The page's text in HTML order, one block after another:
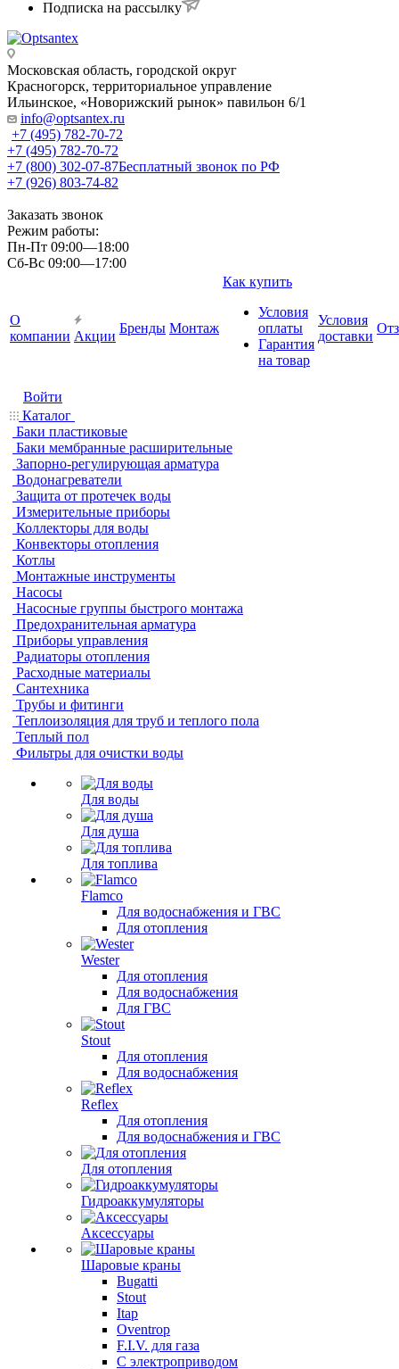
Подписка на рассылку
Московская область, городской округ
Красногорск, территориальное управление
Ильинское, «Новорижский рынок» павильон 6/1
info@optsantex.ru
+7 (495) 782-70-72
+7 (495) 782-70-72
+7 (800) 302-07-87Бесплатный звонок по РФ
+7 (926) 803-74-82
Заказать звонок
Режим работы:
Пн-Пт 09:00—18:00
Сб-Вс 09:00—17:00
О
компании Акции
Бренды Монтаж
Как купить
Условия
оплаты
Гарантия
на товар
Условия
доставки
Войти
Каталог
Баки пластиковые
Баки мембранные расширительные
Запорно-регулирующая арматура
Водонагреватели
Защита от протечек воды
Измерительные приборы
Коллекторы для воды
Конвекторы отопления
Котлы
Монтажные инструменты
Насосы
Насосные группы быстрого монтажа
Предохранительная арматура
Приборы управления
Радиаторы отопления
Расходные материалы
Сантехника
Трубы и фитинги
Теплоизоляция для труб и теплого пола
Теплый пол
Фильтры для очистки воды
Для воды
Для душа
Для топлива
Flamco
Для водоснабжения и ГВС
Для отопления
Wester
Для отопления
Для водоснабжения
Для ГВС
Stout
Для отопления
Для водоснабжения
Reflex
Для отопления
Для водоснабжения и ГВС
Для отопления
Гидроаккумуляторы
Аксессуары
Шаровые краны
Bugatti
Stout
Itap
Oventrop
F.I.V. для газа
С электроприводом